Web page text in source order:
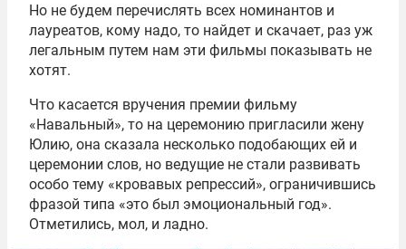
Но не будем перечислять всех номинантов и
лауреатов, кому надо, то найдет и скачает, раз уж
легальным путем нам эти фильмы показывать не
хотят.
Что касается вручения премии фильму
«Навальный», то на церемонию пригласили жену
Юлию, она сказала несколько подобающих ей и
церемонии слов, но ведущие не стали развивать
особо тему «кровавых репрессий», ограничившись
фразой типа «это был эмоциональный год».
Отметились, мол, и ладно.